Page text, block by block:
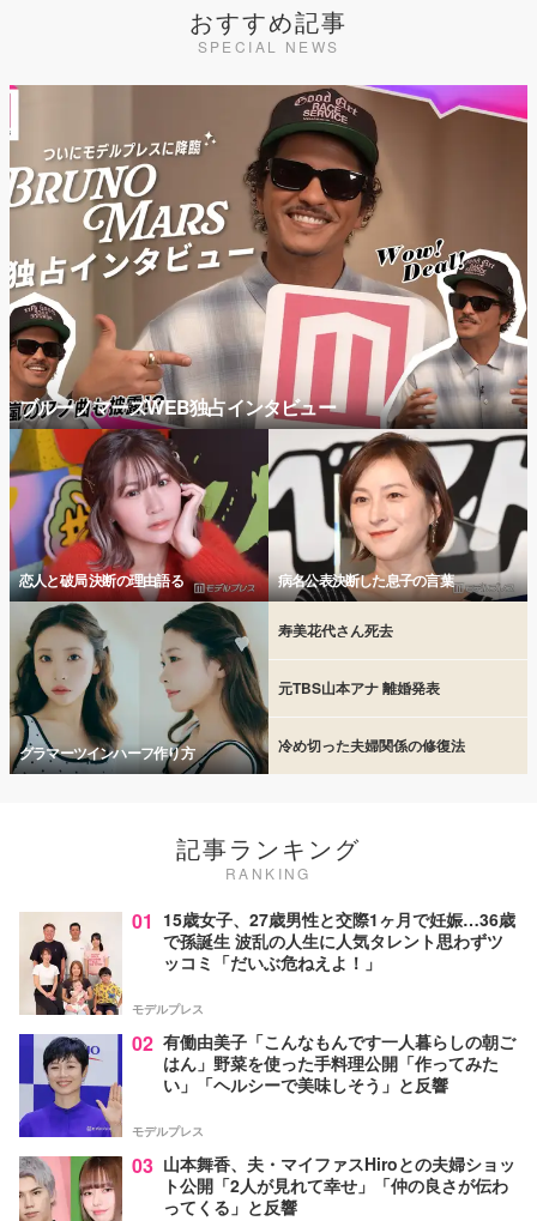
おすすめ記事
SPECIAL NEWS
ブルーノマーズWEB独占インタビュー
恋人と破局 決断の理由語る 病名公表決断した息子の言葉
グラマーツインハーフ作り方
寿美花代さん死去
元TBS山本アナ 離婚発表
冷め切った夫婦関係の修復法
記事ランキング
RANKING
01 15歳女子、27歳男性と交際1ヶ月で妊娠…36歳
で孫誕生 波乱の人生に人気タレント思わずツ
ッコミ「だいぶ危ねえよ！」
モデルプレス
02 有働由美子「こんなもんです一人暮らしの朝ご
はん」野菜を使った手料理公開「作ってみた
い」「ヘルシーで美味しそう」と反響
モデルプレス
03 山本舞香、夫・マイファスHiroとの夫婦ショッ
ト公開「2人が見れて幸せ」「仲の良さが伝わ
ってくる」と反響